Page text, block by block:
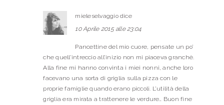
mieleselvaggio dice
10 Aprile 2015 alle 23:04
Pancettine del mio cuore, pensate un po’
che quell’intreccio all’inizio non mi piaceva granchè.
Alla fine mi hanno convinta i miei nonni, anche loro
facevano una sorta di griglia sulla pizza con le
proprie famiglie quando erano piccoli. L’utilità della
griglia era mirata a trattenere le verdure… Buon fine